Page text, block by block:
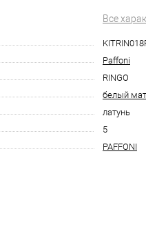
Все
Paffoni
RINGO
белый
латунь
5
PAFFONI